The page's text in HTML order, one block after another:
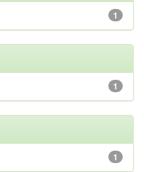
1
1
1